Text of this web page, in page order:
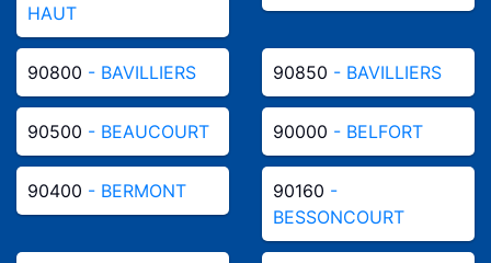
HAUT
90800 - BAVILLIERS 90850 - BAVILLIERS
90500 - BEAUCOURT 90000 - BELFORT
90400 - BERMONT 90160 -
BESSONCOURT